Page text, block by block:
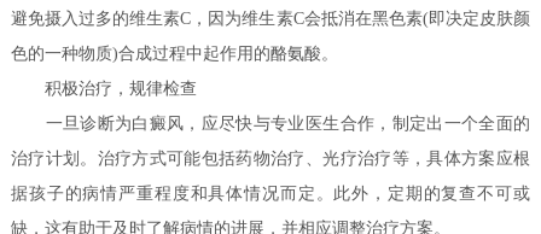
避免摄入过多的维生素C，因为维生素C会抵消在黑色素(即决定皮肤颜
色的一种物质)合成过程中起作用的酪氨酸。
积极治疗，规律检查
一旦诊断为白癜风，应尽快与专业医生合作，制定出一个全面的
治疗计划。治疗方式可能包括药物治疗、光疗治疗等，具体方案应根
据孩子的病情严重程度和具体情况而定。此外，定期的复查不可或
缺，这有助于及时了解病情的进展，并相应调整治疗方案。